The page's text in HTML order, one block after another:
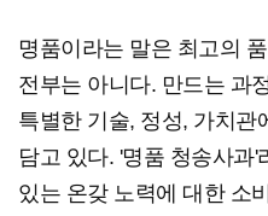
명품이라는 말은 최고의
전부는 아니다. 만드는 과
특별한 기술, 정성, 가치관
담고 있다. '명품 청송사과'
있는 온갖 노력에 대한 소